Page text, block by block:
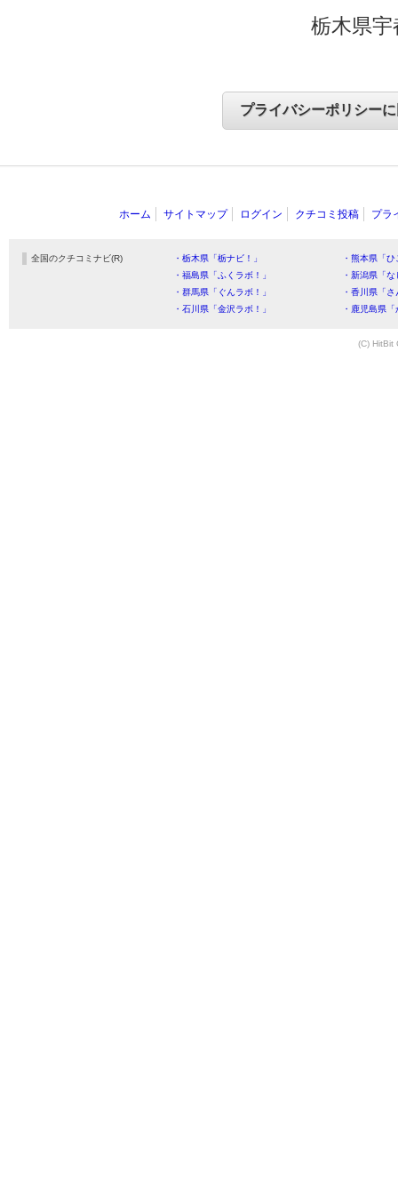
栃木県
ホーム サイトマップ ログイン クチコミ投稿 プラ
全国のクチコミナビ(R) ・栃木県「栃ナビ！」
・熊本県「
・福島県「ふくラボ！」
・新潟県「
・群馬県「ぐんラボ！」
・香川県「
・石川県「金沢ラボ！」
・鹿児島県
(C) HitBit